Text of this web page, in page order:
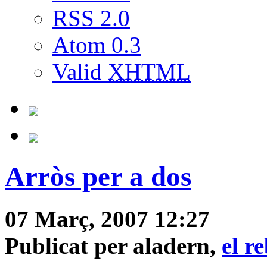
RSS 2.0
Atom 0.3
Valid XHTML
Arròs per a dos
07 Març, 2007 12:27
Publicat per aladern, el